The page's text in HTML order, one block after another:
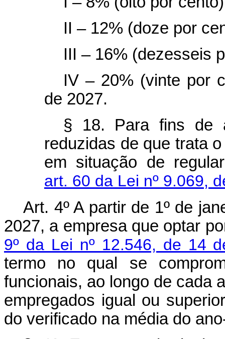
II – 12% (doze por
III – 16% (dezesseis
IV – 20% (vinte por
de 2027.
§ 18. Para fins de
reduzidas de que trata
em situação de
art. 60 da Lei nº 9.069,
Art. 4º A partir de 1º de
2027, a empresa que optar
9º da Lei nº 12.546, de 14
termo no qual se
funcionais, ao longo de cada
empregados igual ou
do verificado na média do